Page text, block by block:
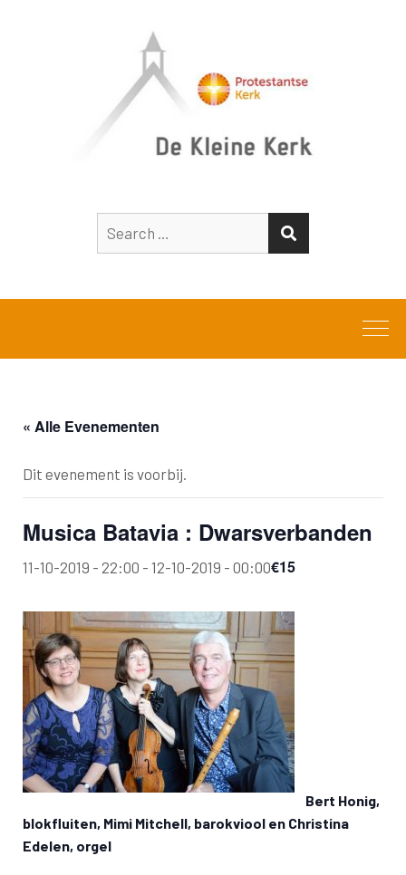
for:
« Alle Evenementen
Dit evenement is voorbij.
Musica Batavia : Dwarsverbanden
11-10-2019 - 22:00 - 12-10-2019 - 00:00€15
Bert Honig,
blokfluiten, Mimi Mitchell, barokviool en Christina
Edelen, orgel